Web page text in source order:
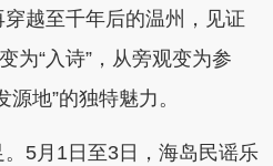
越至千年后的温州，见证
为“入诗”，从旁观变为参
地”的独特魅力。
5月1日至3日，海岛民谣乐